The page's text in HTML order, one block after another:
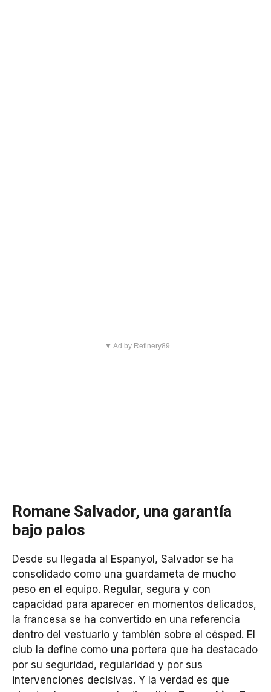
▼ Ad by Refinery89
Romane Salvador, una garantía
bajo palos
Desde su llegada al Espanyol, Salvador se ha
consolidado como una guardameta de mucho
peso en el equipo. Regular, segura y con
capacidad para aparecer en momentos delicados,
la francesa se ha convertido en una referencia
dentro del vestuario y también sobre el césped. El
club la define como una portera que ha destacado
por su seguridad, regularidad y por sus
intervenciones decisivas. Y la verdad es que